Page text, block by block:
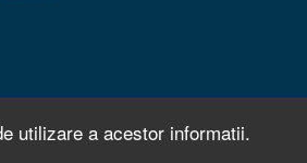
utilizare a acestor informatii.